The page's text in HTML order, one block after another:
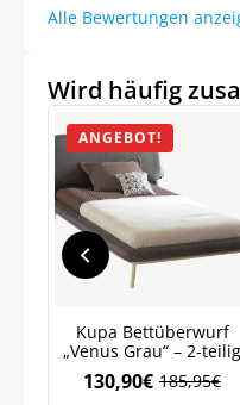
Alle Bewertungen
Wird häufig
ANGEBOT!
Kupa Bettüberwurf
„Venus Grau“ – 2-teilig
185,95€
130,90€Aktueller
Jetzt
auf Ihre